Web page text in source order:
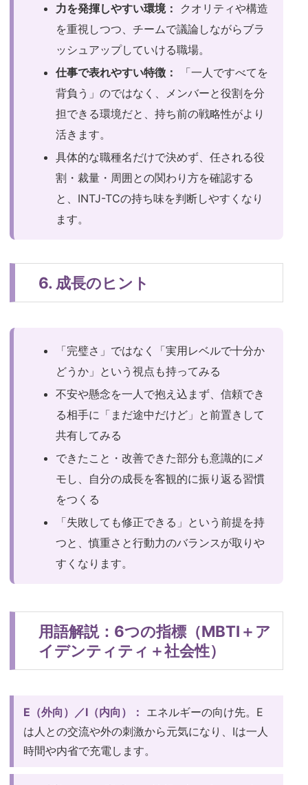
力を発揮しやすい環境：
クオリティや構造
を重視しつつ、チームで議論しながらブラ
ッシュアップしていける職場。
仕事で表れやすい特徴：
「一人ですべてを
背負う」のではなく、メンバーと役割を分
担できる環境だと、持ち前の戦略性がより
活きます。
具体的な職種名だけで決めず、任される役
割・裁量・周囲との関わり方を確認する
と、INTJ-TCの持ち味を判断しやすくなり
ます。
6. 成長のヒント
「完璧さ」ではなく「実用レベルで十分か
どうか」という視点も持ってみる
不安や懸念を一人で抱え込まず、信頼でき
る相手に「まだ途中だけど」と前置きして
共有してみる
できたこと・改善できた部分も意識的にメ
モし、自分の成長を客観的に振り返る習慣
をつくる
「失敗しても修正できる」という前提を持
つと、慎重さと行動力のバランスが取りや
すくなります。
用語解説：6つの指標（MBTI＋ア
イデンティティ＋社会性）
E（外向）／I（内向）： エネルギーの向け先。E
は人との交流や外の刺激から元気になり、Iは一人
時間や内省で充電します。